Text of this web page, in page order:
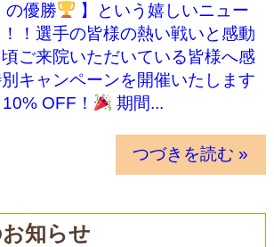
の優勝
】という嬉しいニュー
！選手の皆様の熱い戦いと感動
ご来院いただいている皆様へ感
キャンペーンを開催いたします
OFF！
期間...
つづきを読む »
知らせ